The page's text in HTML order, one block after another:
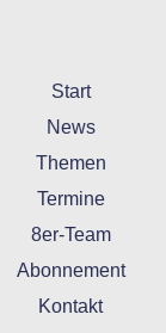
Start
News
Themen
Termine
8er-Team
Abonnement
Kontakt